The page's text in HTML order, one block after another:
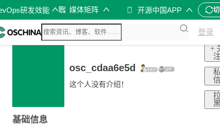
研发效能 媒体矩阵 开源中国APP
登录
osc_cdaa6e5d
这个人没有介绍！
+
基础信息